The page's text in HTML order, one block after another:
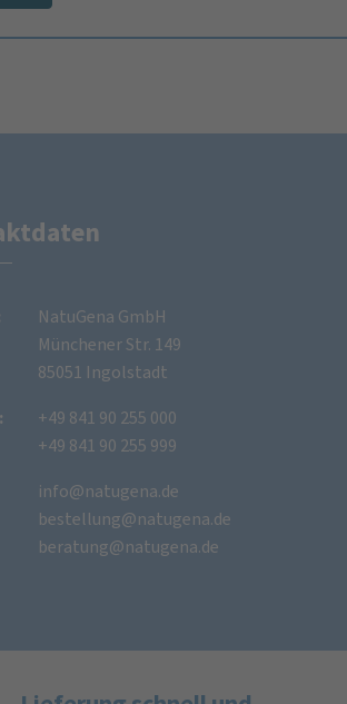
NatuGena GmbH
Münchener Str. 149
85051 Ingolstadt
+49 841 90 255 000
+49 841 90 255 999
info@natugena.de
bestellung@natugena.de
beratung@natugena.de